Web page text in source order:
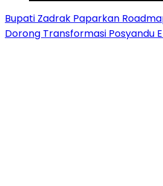
Bupati Zadrak Paparkan
Dorong Transformasi Posyandu